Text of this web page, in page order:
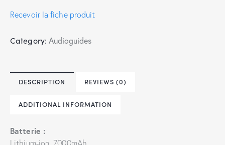
Recevoir la fiche produit
Category: Audioguides
DESCRIPTION REVIEWS (0)
ADDITIONAL INFORMATION
Batterie :